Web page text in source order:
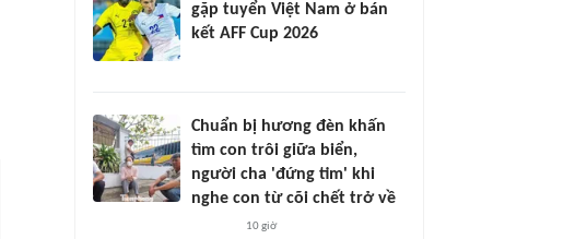
gặp tuyển Việt Nam ở bán
kết AFF Cup 2026
Chuẩn bị hương đèn khấn
tìm con trôi giữa biển,
người cha 'đứng tim' khi
nghe con từ cõi chết trở về
10 giờ